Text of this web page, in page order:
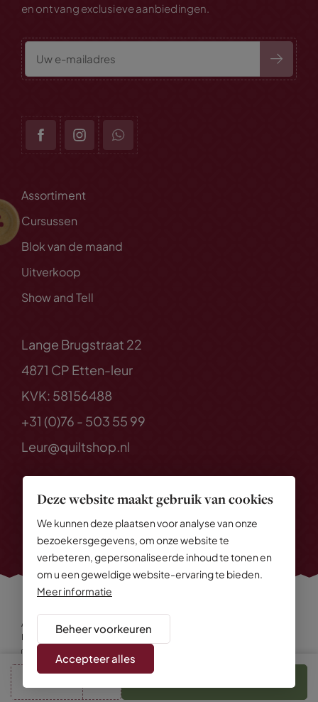
Deze website maakt gebruik van cookies
We kunnen deze plaatsen voor analyse van onze
bezoekersgegevens, om onze website te
verbeteren, gepersonaliseerde inhoud te tonen en
om u een geweldige website-ervaring te bieden.
Meer informatie
Beheer voorkeuren
Accepteer alles
en ontvang exclusieve aanbiedingen.
Assortiment
Cursussen
Blok van de maand
Uitverkoop
Show and Tell
Lange Brugstraat 22
4871 CP Etten-leur
KVK: 58156488
+31 (0)76 - 503 55 99
Leur@quiltshop.nl
Alle rechten voorbehouden
Privacy Policy
Algemene voorwaarden